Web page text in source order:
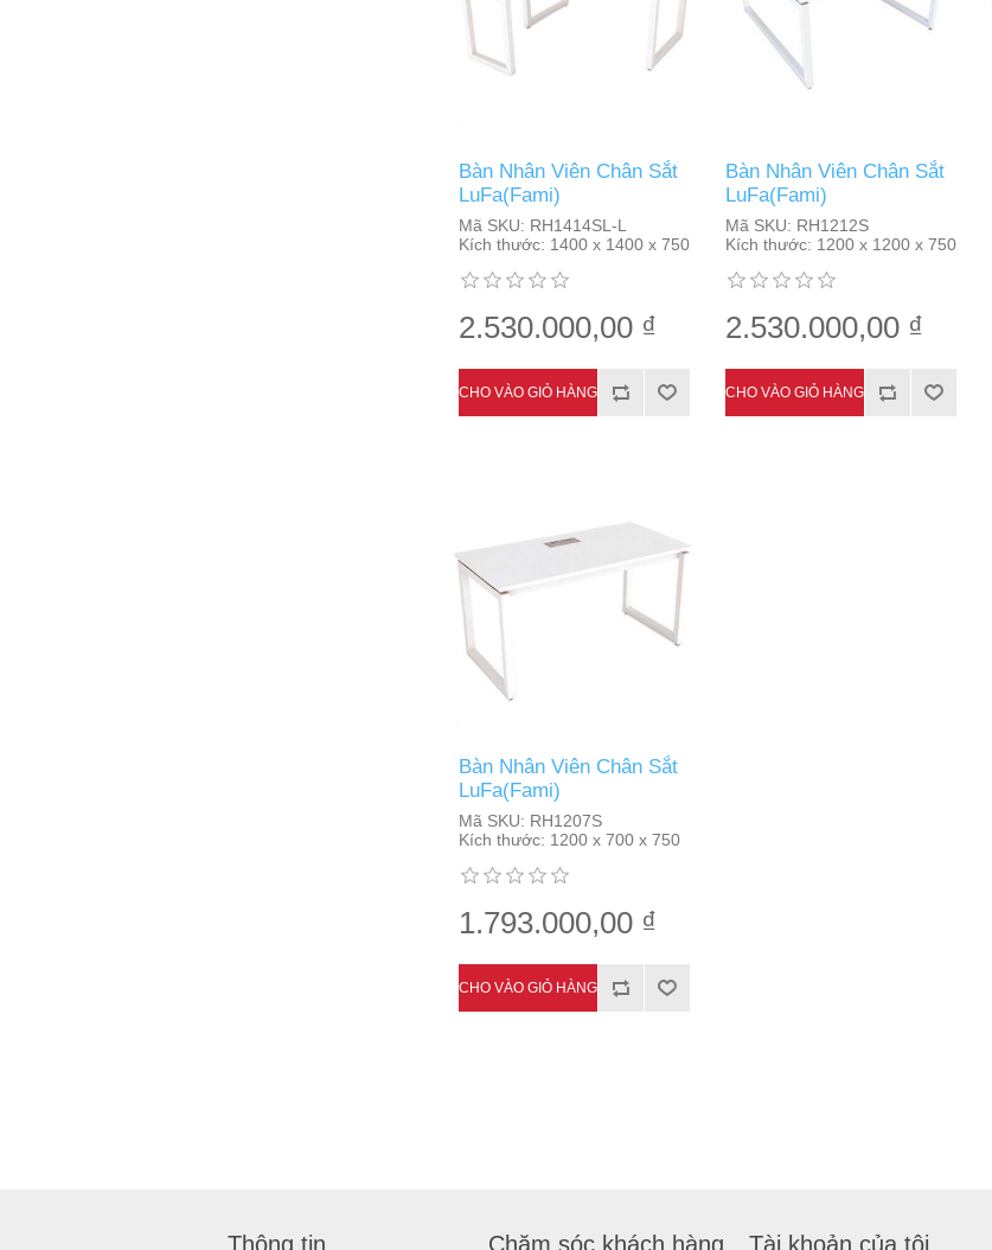
Bàn Nhân Viên Chân Sắt
LuFa(Fami)
Mã SKU: RH1414SL-L
Kích thước: 1400 x 1400 x 750
2.530.000,00 ₫
Bàn Nhân Viên Chân Sắt
LuFa(Fami)
Mã SKU: RH1212S
Kích thước: 1200 x 1200 x 750
2.530.000,00 ₫
Bàn Nhân Viên Chân Sắt
LuFa(Fami)
Mã SKU: RH1207S
Kích thước: 1200 x 700 x 750
1.793.000,00 ₫
Thông tin Chăm sóc khách hàng Tài khoản của tôi